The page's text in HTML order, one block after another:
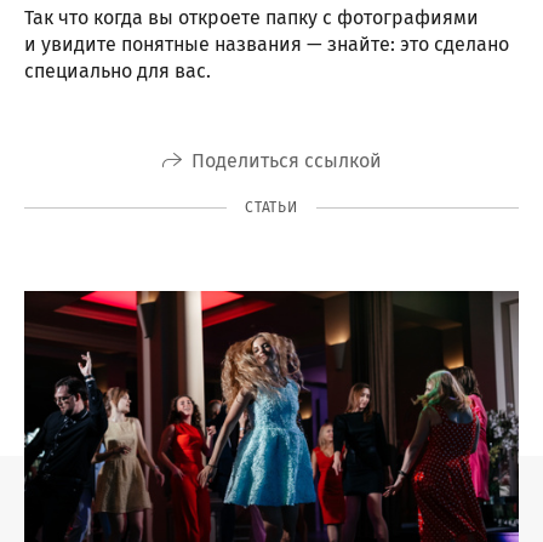
Так что когда вы откроете папку с фотографиями
и увидите понятные названия — знайте: это сделано
специально для вас.
Поделиться ссылкой
СТАТЬИ